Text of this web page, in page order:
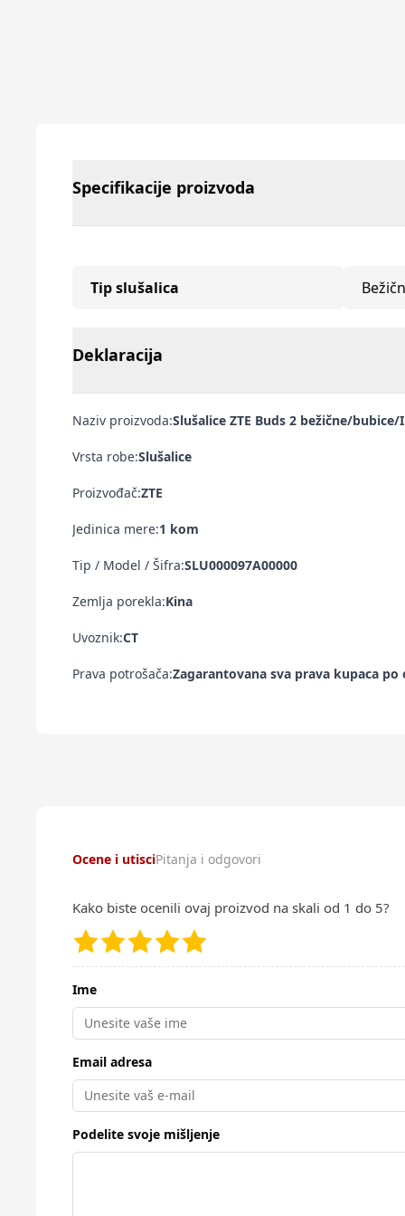
Specifikacije proizvoda
Tip slušalica
Deklaracija
Naziv proizvoda:Slušalice ZTE Buds 2 bežične/bubice/
Vrsta robe:Slušalice
Proizvođač:ZTE
Jedinica mere:1 kom
Tip / Model / Šifra:SLU000097A00000
Zemlja porekla:Kina
Uvoznik:CT
Prava potrošača:Zagarantovana sva prava kupaca
Ocene i utisciPitanja i odgovori
Kako biste ocenili ovaj proizvod na skali od 1 do 5?
Ime
Email adresa
Podelite svoje mišljenje